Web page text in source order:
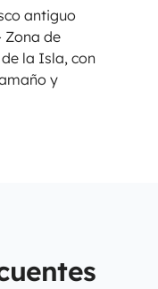
antiguo
Zona de
la Isla, con
y